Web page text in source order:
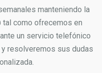
manteniendo la
tal como ofrecemos en
un servicio telefónico
resolveremos sus dudas